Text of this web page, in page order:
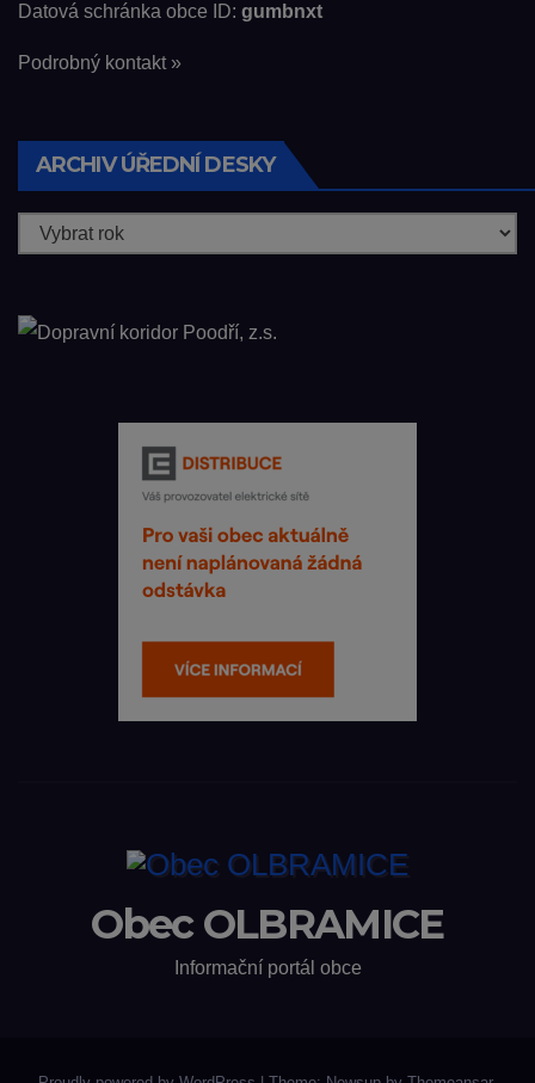
Datová schránka obce ID: gumbnxt
Podrobný kontakt »
ARCHIV ÚŘEDNÍ DESKY
Obec OLBRAMICE
Informační portál obce